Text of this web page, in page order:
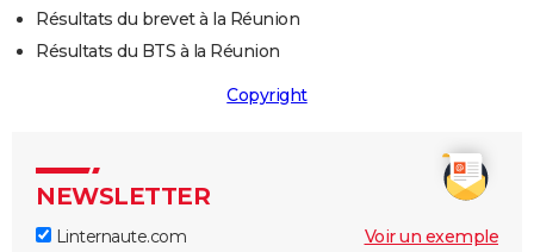
Résultats du brevet à la Réunion
Résultats du BTS à la Réunion
Copyright
NEWSLETTER
Linternaute.com Voir un exemple